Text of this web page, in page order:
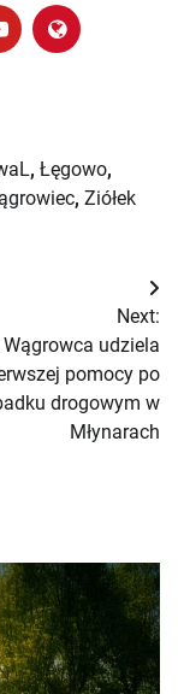
, Łęgowo,
, Ziółek
Next:
udziela
pomocy po
drogowym w
Młynarach